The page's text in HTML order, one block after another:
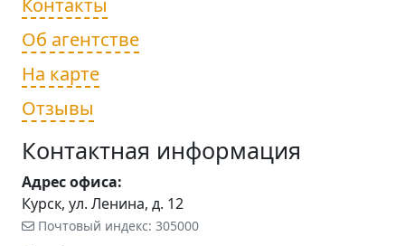
Контакты
Об агентстве
На карте
Отзывы
Контактная информация
Адрес офиса:
Курск, ул. Ленина, д. 12
Почтовый индекс: 305000